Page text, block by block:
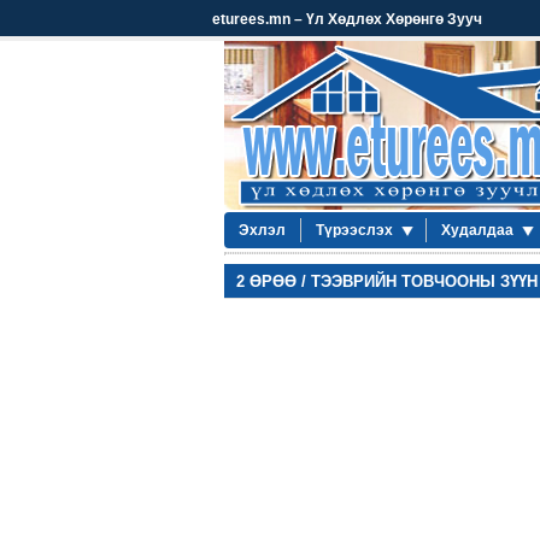
eturees.mn – Үл Хөдлөх Хөрөнгө Зууч
Эхлэл Түрээслэх Худалдаа
2 ӨРӨӨ / ТЭЭВРИЙН ТОВЧООНЫ ЗҮҮН